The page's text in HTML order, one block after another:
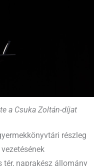
a Csuka Zoltán-díjat
részleg
tér, naprakész állomány